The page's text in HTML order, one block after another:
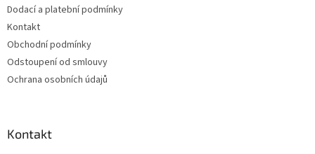
Dodací a platební podmínky
Kontakt
Obchodní podmínky
Odstoupení od smlouvy
Ochrana osobních údajů
Kontakt